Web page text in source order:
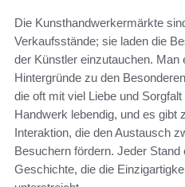
Die Kunsthandwerkermärkte
Verkaufsstände; sie laden die
der Künstler einzutauchen. Man
Hintergründe zu den
die oft mit viel Liebe und
Handwerk lebendig, und es gibt
Interaktion, die den Austausch
Besuchern fördern. Jeder Stand
Geschichte, die die